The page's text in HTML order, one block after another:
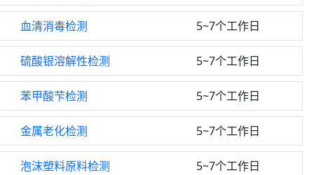
血清消毒检测 5~7个工作日
硫酸银溶解性检测 5~7个工作日
苯甲酸芐检测 5~7个工作日
金属老化检测 5~7个工作日
泡沫塑料原料检测 5~7个工作日